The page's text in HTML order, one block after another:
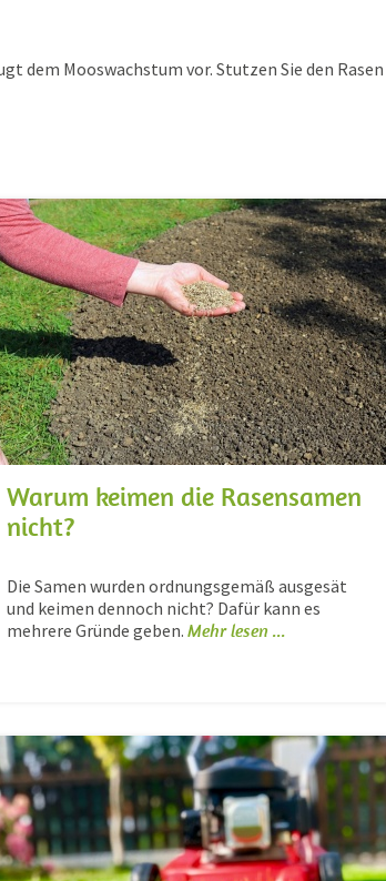
dem Mooswachstum vor. Stutzen Sie den Rasen
Warum keimen die Rasensamen
nicht?
Die Samen wurden ordnungsgemäß ausgesät
und keimen dennoch nicht? Dafür kann es
mehrere Gründe geben. Mehr lesen ...